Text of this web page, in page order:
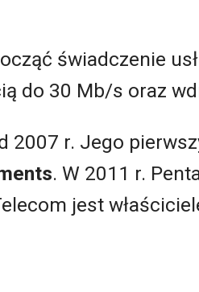
świadczenie
do 30 Mb/s oraz
2007 r. Jego
. W 2011 r.
jest